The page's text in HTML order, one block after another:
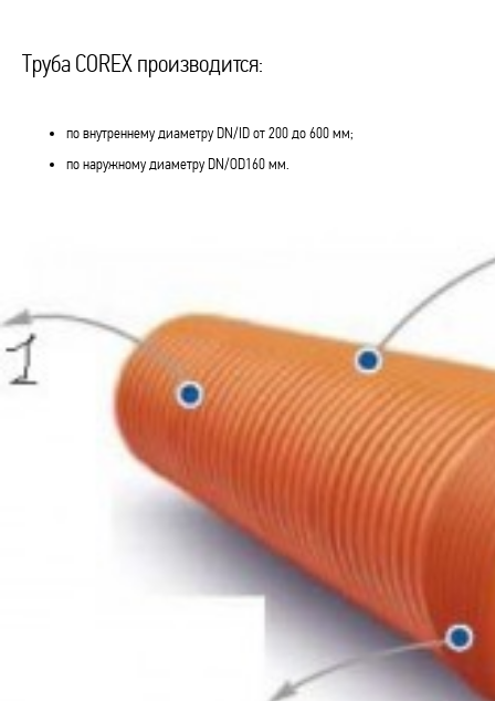
Труба COREX производится:
по внутреннему диаметру DN/ID от 200 до 600 мм;
по наружному диаметру DN/OD160 мм.